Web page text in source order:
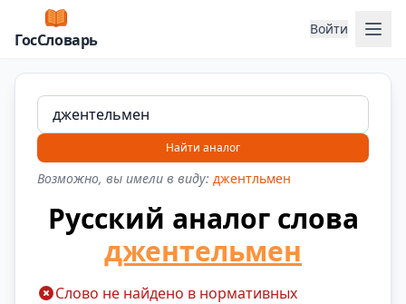
ГосСловарь
Войти
Найти аналог
Возможно, вы имели в виду: джентльмен
Русский аналог слова
джентельмен
Слово не найдено в нормативных